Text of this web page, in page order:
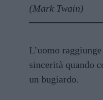
(Mark Twain)
L’uomo
sincerità quando
un bugiardo.